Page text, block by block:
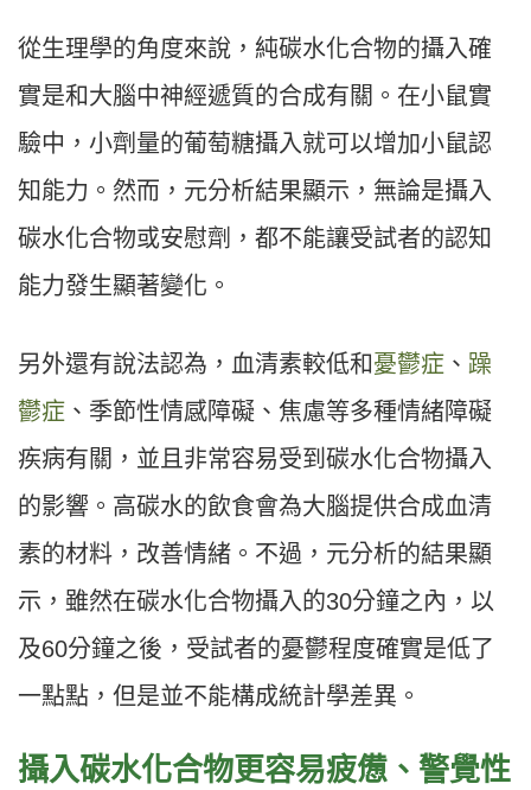
從生理學的角度來說，純碳水化合物的攝入確
實是和大腦中神經遞質的合成有關。在小鼠實
驗中，小劑量的葡萄糖攝入就可以增加小鼠認
知能力。然而，元分析結果顯示，無論是攝入
碳水化合物或安慰劑，都不能讓受試者的認知
能力發生顯著變化。
另外還有說法認為，血清素較低和憂鬱症 、 躁
鬱症 、季節性情感障礙、焦慮等多種情緒障礙
疾病有關，並且非常容易受到碳水化合物攝入
的影響。高碳水的飲食會為大腦提供合成血清
素的材料，改善情緒。不過，元分析的結果顯
示，雖然在碳水化合物攝入的30分鐘之內，以
及60分鐘之後，受試者的憂鬱程度確實是低了
一點點，但是並不能構成統計學差異。
攝入碳水化合物更容易疲憊、警覺性